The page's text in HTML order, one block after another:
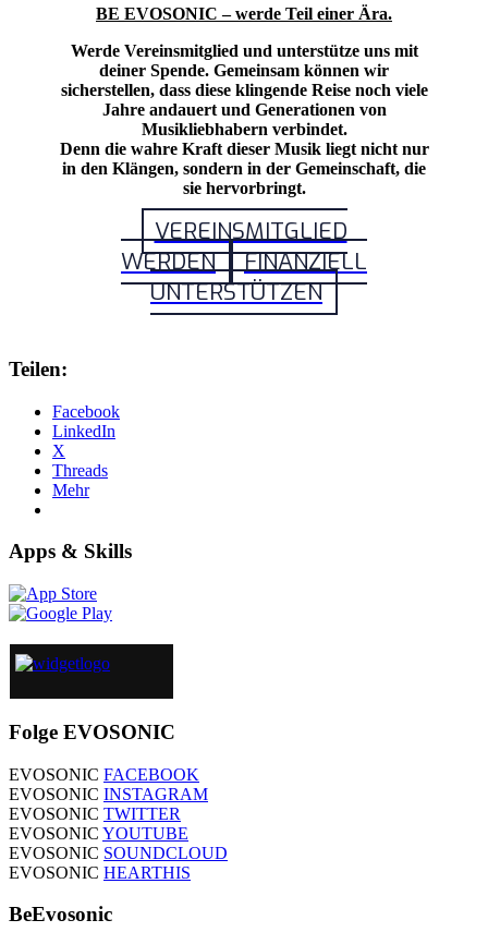
BE EVOSONIC – werde Teil einer Ära.
Werde Vereinsmitglied und unterstütze uns mit
deiner Spende. Gemeinsam können wir
sicherstellen, dass diese klingende Reise noch viele
Jahre andauert und Generationen von
Musikliebhabern verbindet.
Denn die wahre Kraft dieser Musik liegt nicht nur
in den Klängen, sondern in der Gemeinschaft, die
sie hervorbringt.
VEREINSMITGLIED
WERDEN
FINANZIELL
UNTERSTÜTZEN
Teilen:
Facebook
LinkedIn
X
Threads
Mehr
Apps & Skills
Folge EVOSONIC
EVOSONIC FACEBOOK
EVOSONIC INSTAGRAM
EVOSONIC TWITTER
EVOSONIC YOUTUBE
EVOSONIC SOUNDCLOUD
EVOSONIC HEARTHIS
BeEvosonic